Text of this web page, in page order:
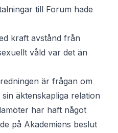
till Forum hade
kraft avstånd från
våld var det än
är frågan om
äktenskapliga relation
har haft något
på Akademiens beslut